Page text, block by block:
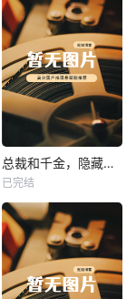
热播
未知
总裁和千金，隐藏身份闪婚了
已完结